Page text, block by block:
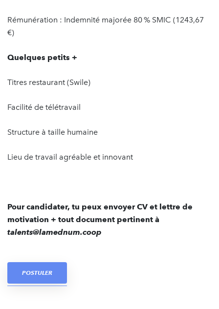
Rémunération : Indemnité majorée 80 % SMIC (1243,67
€)
Quelques petits +
Titres restaurant (Swile)
Facilité de télétravail
Structure à taille humaine
Lieu de travail agréable et innovant
Pour candidater, tu peux envoyer CV et lettre de
motivation + tout document pertinent à
talents@lamednum.coop
POSTULER